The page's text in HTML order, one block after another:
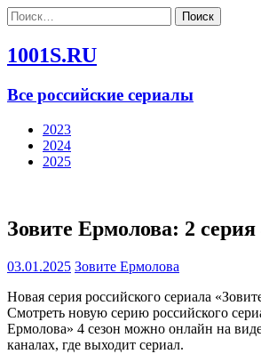
Найти:
1001S.RU
Все российские сериалы
2023
2024
2025
Зовите Ермолова: 2 серия
03.01.2025 Зовите Ермолова
Новая серия российского сериала
Смотреть новую серию российского
Ермолова» 4 сезон можно онлайн на
каналах, где выходит сериал.